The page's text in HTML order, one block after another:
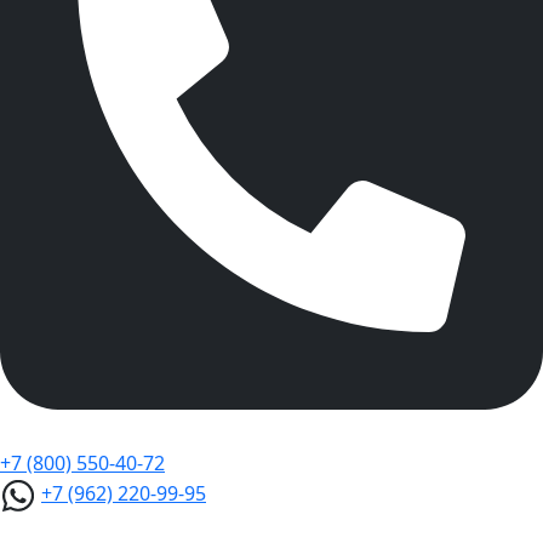
+7 (800) 550-40-72
+7 (962) 220-99-95